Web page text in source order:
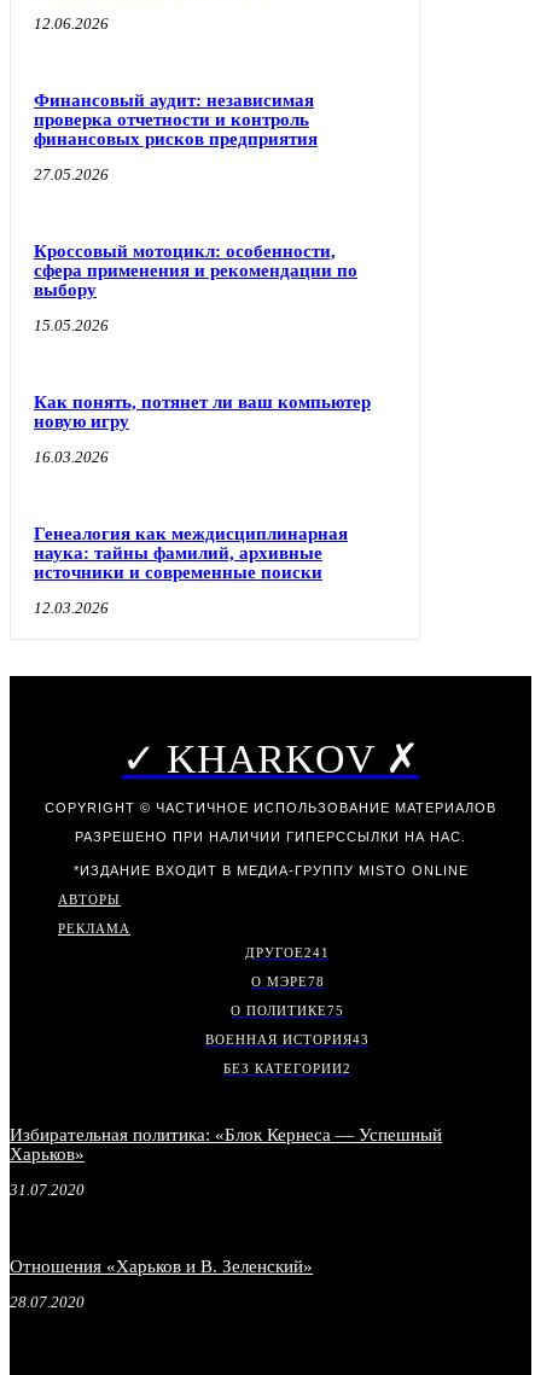
12.06.2026
Финансовый аудит: независимая
проверка отчетности и контроль
финансовых рисков предприятия
27.05.2026
Кроссовый мотоцикл: особенности,
сфера применения и рекомендации по
выбору
15.05.2026
Как понять, потянет ли ваш компьютер
новую игру
16.03.2026
Генеалогия как междисциплинарная
наука: тайны фамилий, архивные
источники и современные поиски
12.03.2026
✓ KHARKOV ✗
COPYRIGHT © ЧАСТИЧНОЕ ИСПОЛЬЗОВАНИЕ МАТЕРИАЛОВ
РАЗРЕШЕНО ПРИ НАЛИЧИИ ГИПЕРССЫЛКИ НА НАС.
*ИЗДАНИЕ ВХОДИТ В МЕДИА-ГРУППУ MISTO ONLINE
АВТОРЫ
РЕКЛАМА
ДРУГОЕ241
О МЭРЕ78
О ПОЛИТИКЕ75
ВОЕННАЯ ИСТОРИЯ43
БЕЗ КАТЕГОРИИ2
Избирательная политика: «Блок Кернеса — Успешный
Харьков»
31.07.2020
Отношения «Харьков и В. Зеленский»
28.07.2020